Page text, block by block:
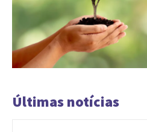
Últimas notícias